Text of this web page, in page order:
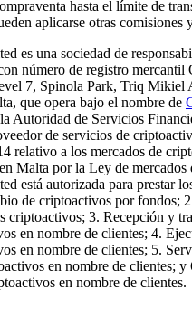
hasta el límite de
aplicarse otras comisiones
es una sociedad de
número de registro mercantil
7, Spinola Park, Triq Mikiel
que opera bajo el nombre de
Autoridad de Servicios
de servicios de
relativo a los mercados de
Malta por la Ley de mercados
está autorizada para prestar
de criptoactivos por fondos;
criptoactivos; 3. Recepción y
en nombre de clientes; 4.
en nombre de clientes; 5.
en nombre de clientes;
en nombre de clientes.